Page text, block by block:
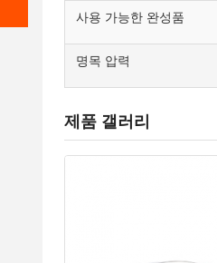
사용 가능한 완성품
명목 압력
제품 갤러리